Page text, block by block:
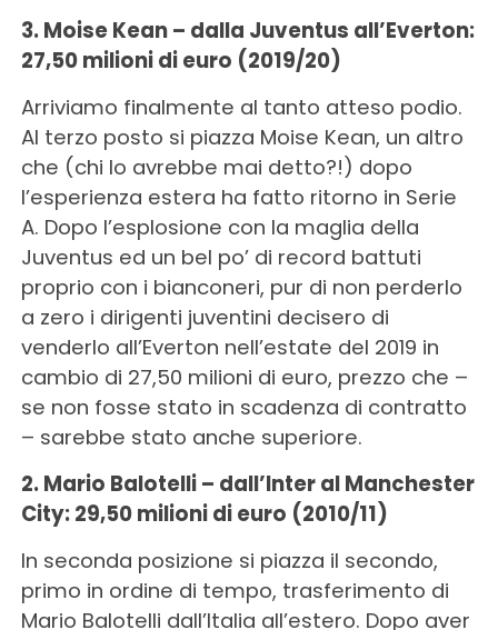
3. Moise Kean – dalla Juventus all’Everton:
27,50 milioni di euro (2019/20)
Arriviamo finalmente al tanto atteso podio.
Al terzo posto si piazza Moise Kean, un altro
che (chi lo avrebbe mai detto?!) dopo
l’esperienza estera ha fatto ritorno in Serie
A. Dopo l’esplosione con la maglia della
Juventus ed un bel po’ di record battuti
proprio con i bianconeri, pur di non perderlo
a zero i dirigenti juventini decisero di
venderlo all’Everton nell’estate del 2019 in
cambio di 27,50 milioni di euro, prezzo che –
se non fosse stato in scadenza di contratto
– sarebbe stato anche superiore.
2. Mario Balotelli – dall’Inter al Manchester
City: 29,50 milioni di euro (2010/11)
In seconda posizione si piazza il secondo,
primo in ordine di tempo, trasferimento di
Mario Balotelli dall’Italia all’estero. Dopo aver